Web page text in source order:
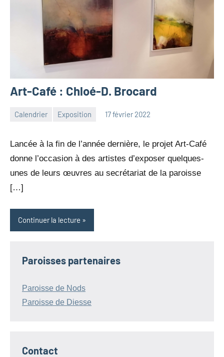
Art-Café : Chloé-D. Brocard
Calendrier Exposition 17 février 2022
leresche
Lancée à la fin de l’année dernière, le projet Art-Café
donne l’occasion à des artistes d’exposer quelques-
unes de leurs œuvres au secrétariat de la paroisse
[…]
Continuer la lecture
Paroisses partenaires
Paroisse de Nods
Paroisse de Diesse
Contact